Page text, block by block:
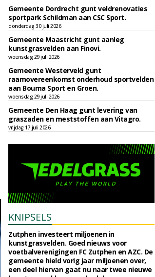
Gemeente Dordrecht gunt veldrenovaties
sportpark Schildman aan CSC Sport.
donderdag 30 juli 2026
Gemeente Maastricht gunt aanleg
kunstgrasvelden aan Finovi.
woensdag 29 juli 2026
Gemeente Westerveld gunt
raamovereenkomst onderhoud sportvelden
aan Bouma Sport en Groen.
woensdag 29 juli 2026
Gemeente Den Haag gunt levering van
graszaden en meststoffen aan Vitagro.
vrijdag 17 juli 2026
KNIPSELS
Zutphen investeert miljoenen in
kunstgrasvelden. Goed nieuws voor
voetbalverenigingen FC Zutphen en AZC. De
gemeente hield vorig jaar miljoenen over,
een deel hiervan gaat nu naar twee nieuwe